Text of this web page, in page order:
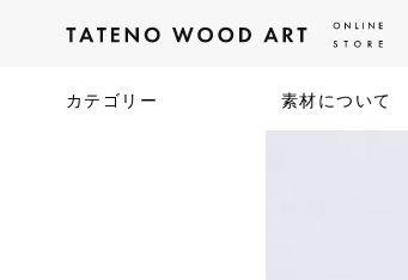
カテゴリー 素材について